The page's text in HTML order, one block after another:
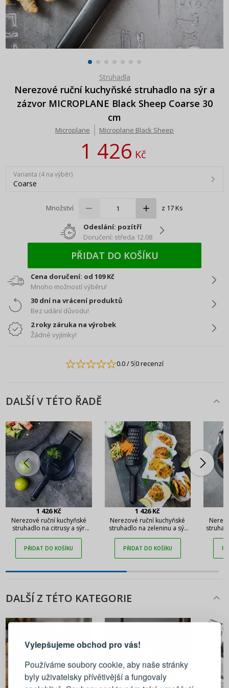
Vylepšujeme obchod pro vás!
Používáme soubory cookie, aby naše stránky
byly uživatelsky přívětivější a fungovaly
Struhadla
Nerezové ruční kuchyňské struhadlo na sýr a
zázvor MICROPLANE Black Sheep Coarse 30
cm
Microplane Microplane Black Sheep
1 426Kč
Varianta (4 na výběr)
Coarse
Množství z 17 Ks
Odeslání: pozítří
Doručení: středa 12.08
PŘIDAT DO KOŠÍKU
Cena doručení: od 109 Kč
Mnoho možností výběru!
30 dní na vrácení produktů
Bez udání důvodu!
2 roky záruka na výrobek
Žádné vyjímky!
0.0/ 50 recenzí
DALŠÍ V TÉTO ŘADĚ
1 426 Kč
Nerezové ruční kuchyňské
struhadlo na citrusy a sýr
Fine 30 cm
PŘIDAT DO KOŠÍKU
1 426 Kč
Nerezové ruční kuchyňské
struhadlo na zeleninu a sýr
Extra Coarse 30 cm
PŘIDAT DO KOŠÍKU
DALŠÍ Z TÉTO KATEGORIE
PŘIHLÁŠENÍ REGISTRACE
Přihlaste se ke svému účtu
Emailová adresa